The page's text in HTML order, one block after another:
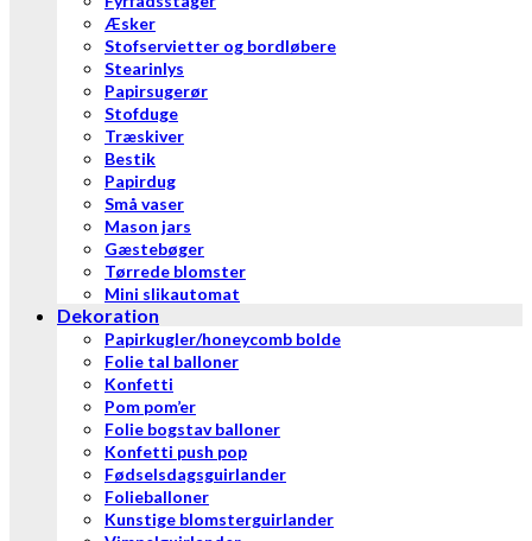
Æsker
Stofservietter og bordløbere
Stearinlys
Papirsugerør
Stofduge
Træskiver
Bestik
Papirdug
Små vaser
Mason jars
Gæstebøger
Tørrede blomster
Mini slikautomat
Dekoration
Papirkugler/honeycomb bolde
Folie tal balloner
Konfetti
Pom pom’er
Folie bogstav balloner
Konfetti push pop
Fødselsdagsguirlander
Folieballoner
Kunstige blomsterguirlander